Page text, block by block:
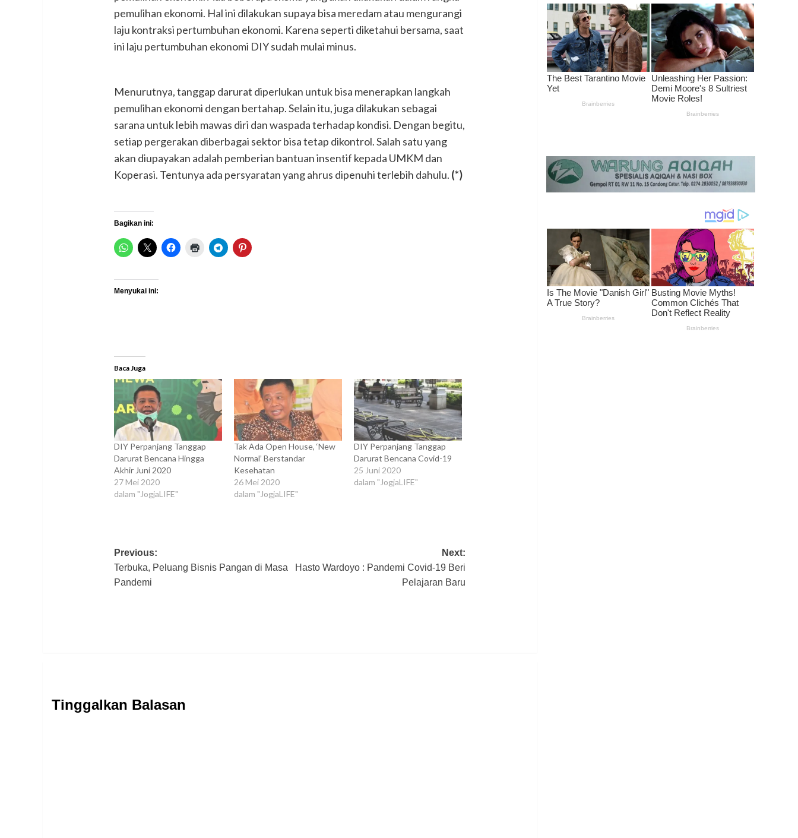
pemulihan ekonomi. Hal ini dilakukan supaya bisa meredam atau mengurangi
laju kontraksi pertumbuhan ekonomi. Karena seperti diketahui bersama, saat
ini laju pertumbuhan ekonomi DIY sudah mulai minus.
Menurutnya, tanggap darurat diperlukan untuk bisa menerapkan langkah
pemulihan ekonomi dengan bertahap. Selain itu, juga dilakukan sebagai
sarana untuk lebih mawas diri dan waspada terhadap kondisi. Dengan begitu,
setiap pergerakan diberbagai sektor bisa tetap dikontrol. Salah satu yang
akan diupayakan adalah pemberian bantuan insentif kepada UMKM dan
Koperasi. Tentunya ada persyaratan yang ahrus dipenuhi terlebih dahulu. (*)
Bagikan ini:
Menyukai ini:
Baca Juga
DIY Perpanjang Tanggap
Darurat Bencana Hingga
Akhir Juni 2020
27 Mei 2020
dalam "JogjaLIFE"
Tak Ada Open House, ‘New
Normal’ Berstandar
Kesehatan
26 Mei 2020
dalam "JogjaLIFE"
DIY Perpanjang Tanggap
Darurat Bencana Covid-19
25 Juni 2020
dalam "JogjaLIFE"
Post
navigation
Previous:
Terbuka, Peluang Bisnis Pangan di Masa
Pandemi
Next:
Hasto Wardoyo : Pandemi Covid-19 Beri
Pelajaran Baru
Tinggalkan Balasan